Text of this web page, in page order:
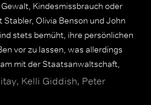
Kindesmissbrauch oder
Olivia Benson und John
stets bemüht, ihre persönlichen
vor zu lassen, was allerdings
mit der Staatsanwaltschaft,
Medizinern sind sie auf der Jagd
Kelli Giddish, Peter